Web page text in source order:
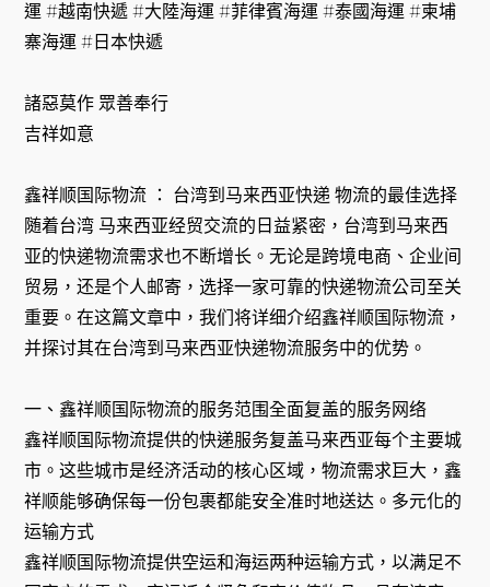
運 #越南快遞 #大陸海運 #菲律賓海運 #泰國海運 #柬埔
寨海運 #日本快遞
諸惡莫作 眾善奉行
吉祥如意
鑫祥顺国际物流 ： 台湾到马来西亚快递 物流的最佳选择
随着台湾 马来西亚经贸交流的日益紧密，台湾到马来西
亚的快递物流需求也不断增长。无论是跨境电商、企业间
贸易，还是个人邮寄，选择一家可靠的快递物流公司至关
重要。在这篇文章中，我们将详细介绍鑫祥顺国际物流，
并探讨其在台湾到马来西亚快递物流服务中的优势。
一、鑫祥顺国际物流的服务范围全面复盖的服务网络
鑫祥顺国际物流提供的快递服务复盖马来西亚每个主要城
市。这些城市是经济活动的核心区域，物流需求巨大，鑫
祥顺能够确保每一份包裹都能安全准时地送达。多元化的
运输方式
鑫祥顺国际物流提供空运和海运两种运输方式，以满足不